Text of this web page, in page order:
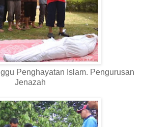
Penghayatan Islam. Pengurusan
Jenazah